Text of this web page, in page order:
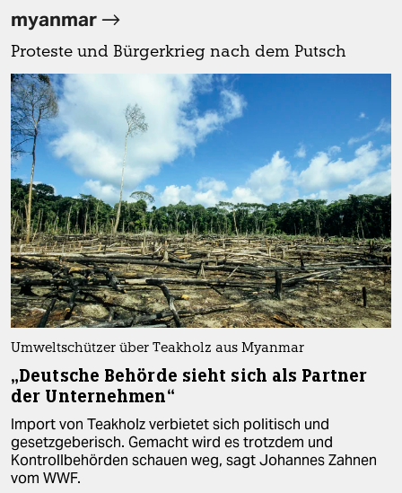
myanmar
Proteste und Bürgerkrieg nach dem Putsch
Umweltschützer über Teakholz aus Myanmar
„Deutsche Behörde sieht sich als Partner
der Unternehmen“
Import von Teakholz verbietet sich politisch und
gesetzgeberisch. Gemacht wird es trotzdem und
Kontrollbehörden schauen weg, sagt Johannes Zahnen
vom WWF.